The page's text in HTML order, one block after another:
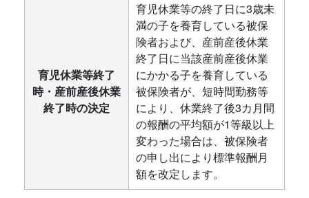
育児休業等終了
時・産前産後休業
終了時の決定
育児休業等の終了日に3歳未
満の子を養育している被保
険者および、産前産後休業
終了日に当該産前産後休業
にかかる子を養育している
被保険者が、短時間勤務等
により、休業終了後3カ月間
の報酬の平均額が1等級以上
変わった場合は、被保険者
の申し出により標準報酬月
額を改定します。